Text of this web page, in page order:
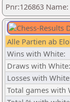
Pnr:126863
Alle Partien ab
Wins with White:
Draws with White:
Losses with
Total games with